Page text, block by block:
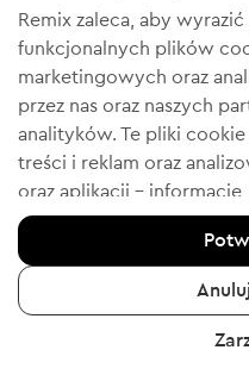
Disney S
Krótka sukienka
Remix zaleca, aby
funkcjonalnych plików
marketingowych oraz
przez nas oraz naszych
analityków. Te pliki
treści i reklam oraz
oraz aplikacji -
pokazywać Tobie
Jeśli się zgadzasz,
zgadzam się”.
Aby uzyskać więcej
więcej informacji” lub